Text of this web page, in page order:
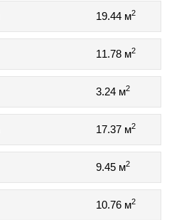
19.44 м2
11.78 м2
3.24 м2
17.37 м2
9.45 м2
10.76 м2